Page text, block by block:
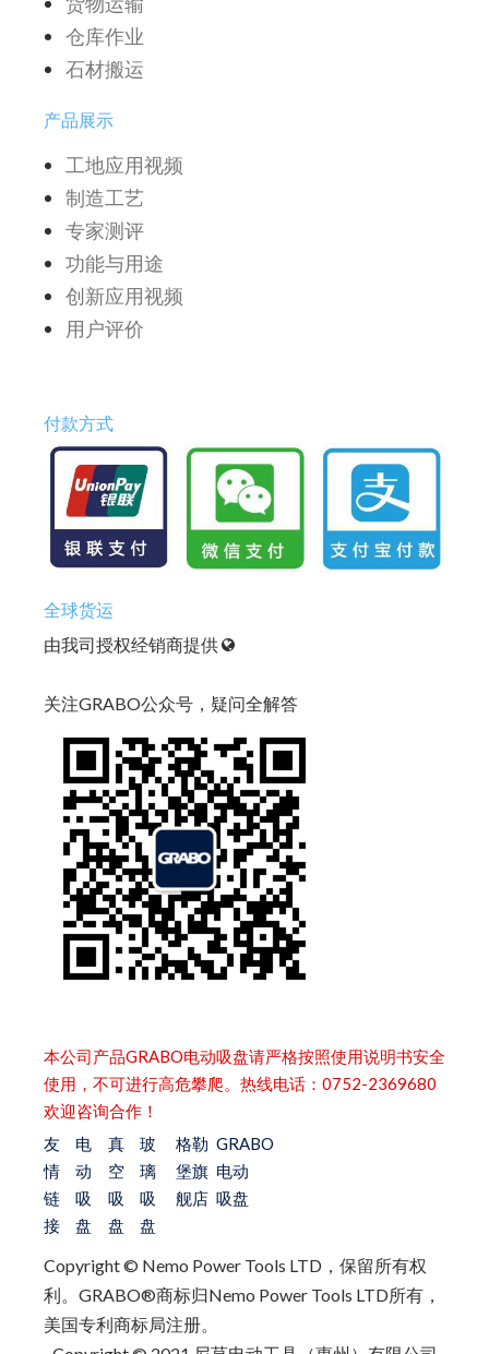
仓库作业
石材搬运
产品展示
工地应用视频
制造工艺
专家测评
功能与用途
创新应用视频
用户评价
付款方式
全球货运
由我司授权经销商提供
关注GRABO公众号，疑问全解答
本公司产品GRABO电动吸盘请严格按照使用说明书安全
使用，不可进行高危攀爬。热线电话：0752-2369680
欢迎咨询合作！
友
情
链
接
电
动
吸
盘
真
空
吸
盘
玻
璃
吸
盘
格勒
堡旗
舰店
GRABO
电动
吸盘
Copyright © Nemo Power Tools LTD，保留所有权
利。 GRABO®商标归Nemo Power Tools LTD所有，
美国专利商标局注册。